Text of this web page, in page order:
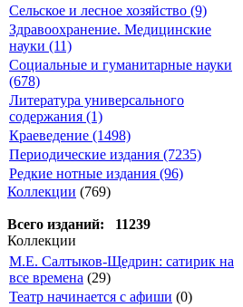
Сельское и лесное хозяйство (9)
Здравоохранение. Медицинские
науки (11)
Социальные и гуманитарные науки
(678)
Литература универсального
содержания (1)
Краеведение (1498)
Периодические издания (7235)
Редкие нотные издания (96)
Коллекции (769)
Всего изданий: 11239
Коллекции
М.Е. Салтыков-Щедрин: сатирик на
все времена (29)
Театр начинается с афиши (0)